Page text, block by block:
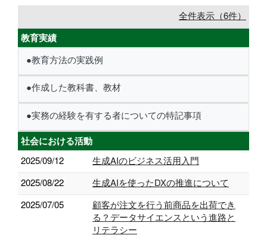
全件表示（6件）
教育実績
●教育方法の実践例
●作成した教科書、教材
●実務の経験を有する者についての特記事項
社会における活動
2025/09/12
生成AIのビジネス活用入門
2025/08/22
生成AIを使ったDXの推進について
2025/07/05
顧客が注文を行う前商品を出荷でき
る？データサイエンスという進路と
リテラシー